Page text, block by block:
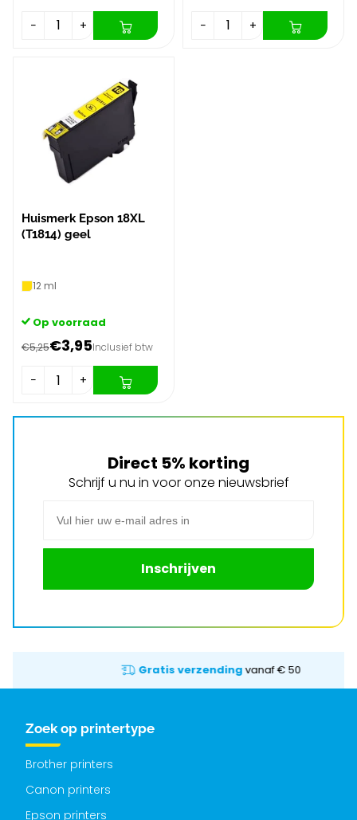
− + − +
Huismerk Epson 18XL
(T1814) geel
12 ml
Op voorraad
€5,25€3,95Inclusief btw
− +
Direct 5% korting
Schrijf u nu in voor onze nieuwsbrief
Inschrijven
Gratis verzendingvanaf € 50
Zoek op printertype
Brother printers
Canon printers
Epson printers